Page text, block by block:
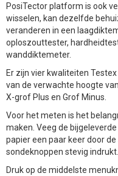
PosiTector platform is ook
wisselen, kan dezelfde
veranderen in een
oploszouttester,
wanddiktemeter.
Er zijn vier kwaliteiten
van de verwachte hoogte
X-grof Plus en Grof Minus.
Voor het meten is het
maken. Veeg de
papier een paar keer door
sondeknoppen stevig indrukt.
Druk op de middelste